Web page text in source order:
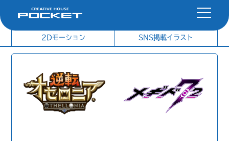
社内制作イラスト
2Dモーション SNS掲載イラスト